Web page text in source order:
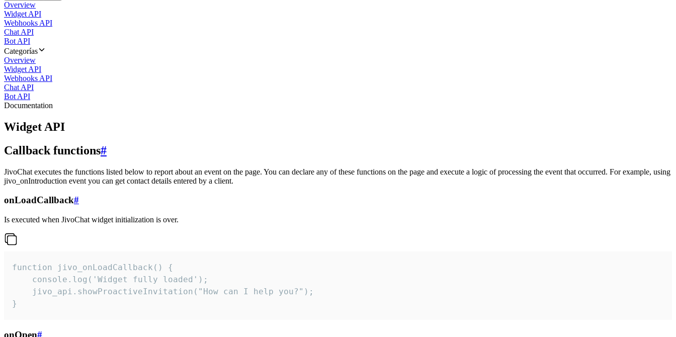
Overview
Widget API
Webhooks API
Chat API
Bot API
Categorías
Overview
Widget API
Webhooks API
Chat API
Bot API
Documentation
Widget API
Callback functions#
JivoChat executes the functions listed below to report about an event on the page. You can declare any of these functions on the page and execute a logic of processing the event that occurred. For example, using
jivo_onIntroduction event you can get contact details entered by a client.
onLoadCallback#
Is executed when JivoChat widget initialization is over.
function jivo_onLoadCallback() {
    console.log('Widget fully loaded');
    jivo_api.showProactiveInvitation("How can I help you?");
}
onOpen#